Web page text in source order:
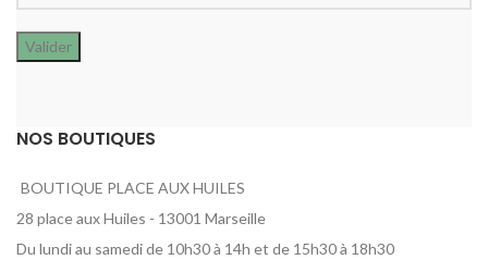
NOS BOUTIQUES
BOUTIQUE PLACE AUX HUILES
28 place aux Huiles - 13001 Marseille
Du lundi au samedi de 10h30 à 14h et de 15h30 à 18h30